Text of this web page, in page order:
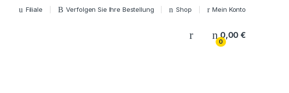
Filiale Verfolgen Sie Ihre Bestellung Shop Mein Konto
My Account
0
0,00€